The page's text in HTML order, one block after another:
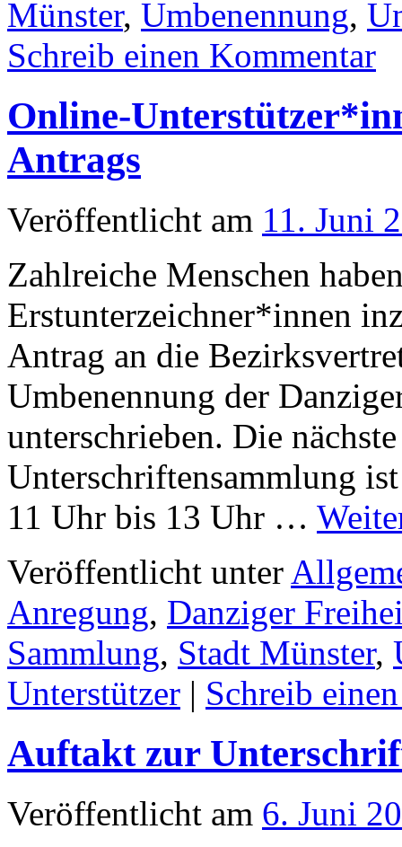
Münster, Umbenennung,
Schreib einen Kommentar
Online-
Antrags
Veröffentlicht am 11. Juni
Zahlreiche Menschen
Erstunterzeichner*innen
Antrag an die
Umbenennung der
unterschrieben. Die
Unterschriftensammlung
11 Uhr bis 13 Uhr …
Veröffentlicht unter
Anregung, Danziger
Sammlung, Stadt Münster,
Unterstützer | Schreib
Auftakt zur
Veröffentlicht am 6. Juni